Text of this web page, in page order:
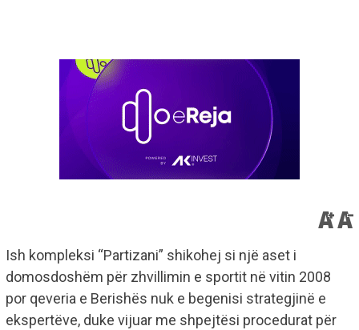
Ish kompleksi “Partizani” shikohej si një aset i
domosdoshëm për zhvillimin e sportit në vitin 2008
por qeveria e Berishës nuk e begenisi strategjinë e
ekspertëve, duke vijuar me shpejtësi procedurat për